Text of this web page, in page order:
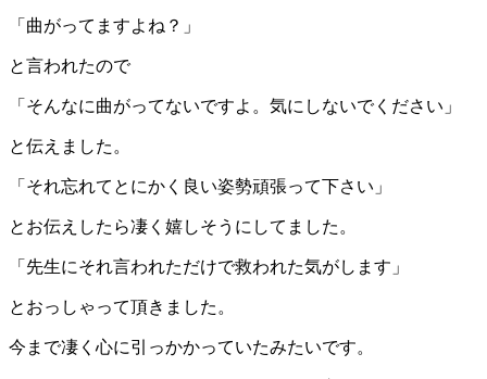
「曲がってますよね？」
と言われたので
「そんなに曲がってないですよ。気にしないでください」
と伝えました。
「それ忘れてとにかく良い姿勢頑張って下さい」
とお伝えしたら凄く嬉しそうにしてました。
「先生にそれ言われただけで救われた気がします」
とおっしゃって頂きました。
今まで凄く心に引っかかっていたみたいです。